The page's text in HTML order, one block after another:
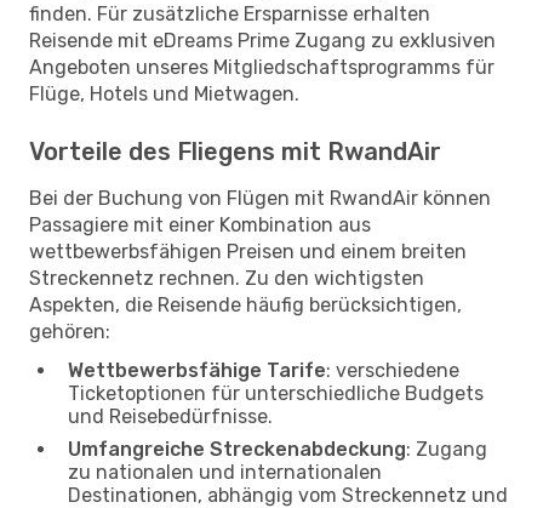
finden. Für zusätzliche Ersparnisse erhalten
Reisende mit eDreams Prime Zugang zu exklusiven
Angeboten unseres Mitgliedschaftsprogramms für
Flüge, Hotels und Mietwagen.
Vorteile des Fliegens mit RwandAir
Bei der Buchung von Flügen mit RwandAir können
Passagiere mit einer Kombination aus
wettbewerbsfähigen Preisen und einem breiten
Streckennetz rechnen. Zu den wichtigsten
Aspekten, die Reisende häufig berücksichtigen,
gehören:
Wettbewerbsfähige Tarife: verschiedene
Ticketoptionen für unterschiedliche Budgets
und Reisebedürfnisse.
Umfangreiche Streckenabdeckung: Zugang
zu nationalen und internationalen
Destinationen, abhängig vom Streckennetz und